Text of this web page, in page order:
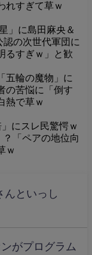
れすぎて草ｗ
」に島田麻央＆
認の次世代軍団に
るすぎｗ」と歓
五輪の魔物」に
の苦悩に「倒す
熱で草ｗ
にスレ民驚愕ｗ
「ペアの地位向
ｗ
んといっし
がプログラム